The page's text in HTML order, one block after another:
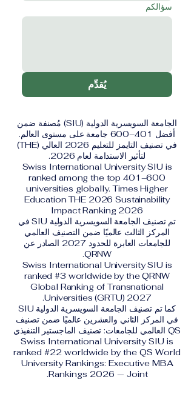
سؤالكم
يُقدِّم
الجامعة السويسرية الدولية (SIU) مُصنفة ضمن
أفضل 401–600 جامعة على مستوى العالم.
في تصنيف التايمز للتعليم 2026 العالي (THE)
لتأثير الاستدامة لعام 2026.
Swiss International University SIU is
ranked among the top 401–600
universities globally. Times Higher
Education THE 2026 Sustainability
Impact Ranking 2026
تم تصنيف الجامعة السويسرية الدولية SIU في
المركز الثالث عالميًا ضمن التصنيف العالمي
للجامعات العابرة للحدود 2027 الصادر عن
QRNW.
Swiss International University SIU is
ranked #3 worldwide by the QRNW
Global Ranking of Transnational
Universities (GRTU) 2027.
كما تم تصنيف الجامعة السويسرية الدولية SIU
في المركز الثاني والعشرين عالميًا ضمن تصنيف
QS العالمي للجامعات: تصنيف الماجستير التنفيذي
Swiss International University SIU is
ranked #22 worldwide by the QS World
University Rankings: Executive MBA
Rankings 2026 — Joint.